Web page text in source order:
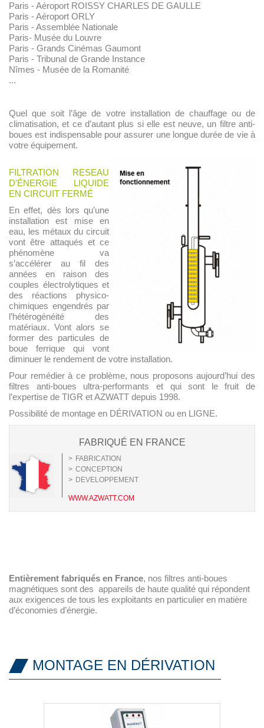
Paris - Aéroport ROISSY CHARLES DE GAULLE
Paris - Aéroport ORLY
Paris - Assemblée Nationale
Paris- Musée du Louvre
Paris - Grands Cinémas Gaumont
Paris - Tribunal de Grande Instance
Nîmes - Musée de la Romanité
...
Quel que soit l’âge de votre installation de chauffage ou de
climatisation, et ce d’autant plus si elle est neuve, un filtre anti-
boues est indispensable pour assurer une longue durée de vie à
votre équipement.
FILTRATION RESEAU
D'ÉNERGIE LIQUIDE
EN CIRCUIT FERMÉ
En effet, dès lors qu’une
installation est mise en
eau, les métaux du circuit
vont être attaqués et ce
phénomène va
s’accélérer au fil des
années en raison des
couples électrolytiques et
des réactions physico-
chimiques engendrés par
l’hétérogénéité des
matériaux. Vont alors se
former des particules de
boue ferrique qui vont
diminuer le rendement de votre installation.
Pour remédier à ce problème, nous proposons aujourd’hui des
filtres anti-boues ultra-performants et qui sont le fruit de
l’expertise de TIGR et AZWATT depuis 1998.
Possibilité de montage en DÉRIVATION ou en LIGNE.
FABRIQUÉ EN FRANCE
FABRICATION
CONCEPTION
DEVELOPPEMENT
WWW.AZWATT.COM
Entièrement fabriqués en France, nos filtres anti-boues
magnétiques sont des appareils de haute qualité qui répondent
aux exigences de tous les exploitants en particulier en matière
d’économies d’énergie.
MONTAGE EN DÉRIVATION